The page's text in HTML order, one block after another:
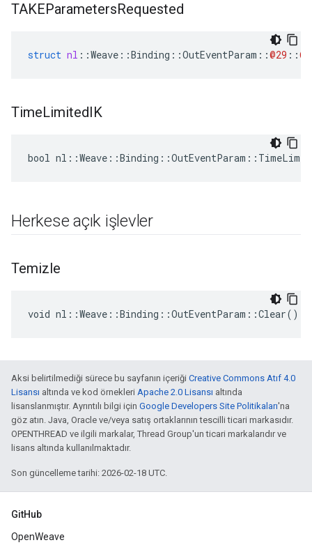
TAKEParametersRequested
struct nl ::Weave ::Binding ::OutEventParam ::@29 ::
TimeLimitedIK
bool
Herkese açık işlevler
Temizle
void nl::Weave::Binding::OutEventParam::Clear()
Aksi belirtilmediği sürece bu sayfanın içeriği Creative Commons Atıf 4.0
Lisansı altında ve kod örnekleri Apache 2.0 Lisansı altında
lisanslanmıştır. Ayrıntılı bilgi için Google Developers Site Politikaları'na
göz atın. Java, Oracle ve/veya satış ortaklarının tescilli ticari markasıdır.
OPENTHREAD ve ilgili markalar, Thread Group'un ticari markalarıdır ve
lisans altında kullanılmaktadır.
Son güncelleme tarihi: 2026-02-18 UTC.
GitHub
OpenWeave